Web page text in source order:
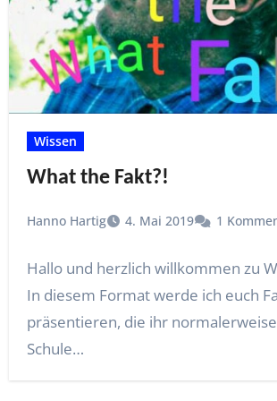
Wissen
What the Fakt?!
Hanno Hartig 4. Mai 2019 1
Hallo und herzlich willkommen zu
In diesem Format werde ich euch
präsentieren, die ihr
Schule…